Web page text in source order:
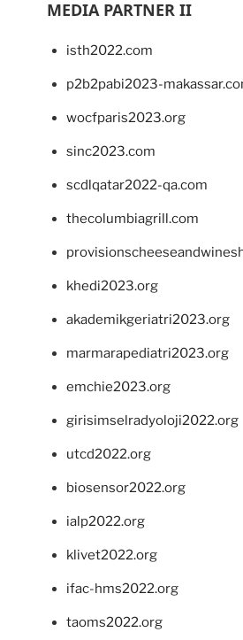
MEDIA PARTNER II
isth2022.com
p2b2pabi2023-
wocfparis2023.org
sinc2023.com
scdlqatar2022-qa.com
thecolumbiagrill.com
khedi2023.org
akademikgeriatri2023.org
marmarapediatri2023.org
emchie2023.org
girisimselradyoloji2022.org
utcd2022.org
biosensor2022.org
ialp2022.org
klivet2022.org
ifac-hms2022.org
taoms2022.org